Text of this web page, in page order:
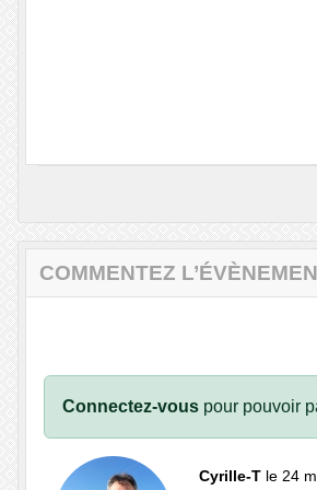
COMMENTEZ
Connectez-vous pour pouvoir
Cyrille-T le 24